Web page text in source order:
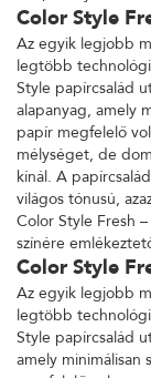
Color Style
Az egyik legjobb
legtöbb
Style papírcsalád
alapanyag, amely
papír megfelelő
mélységet, de
kínál. A
világos tónusú,
Color Style Fresh
színére
Color Style
Az egyik legjobb
legtöbb
Style papírcsalád
amely